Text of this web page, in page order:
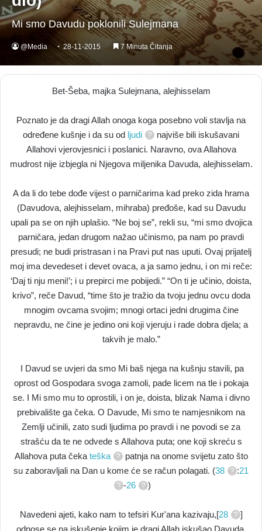
Mi smo Davudu poklonili Sulejmana
@Media 28-11-2015 7 Minuta Čitanja
Bet-Šeba, majka Sulejmana, alejhisselam
Poznato je da dragi Allah onoga koga posebno voli stavlja na
određene kušnje i da su od ljudi
najviše bili iskušavani
Allahovi vjerovjesnici i poslanici. Naravno, ova Allahova
mudrost nije izbjegla ni Njegova miljenika Davuda, alejhisselam.
A da li do tebe dođe vijest o parničarima kad preko zida hrama
(Davudova, alejhisselam, mihraba) pređoše, kad su Davudu
upali pa se on njih uplašio. “Ne boj se”, rekli su, “mi smo dvojica
parničara, jedan drugom nažao učinismo, pa nam po pravdi
presudi; ne budi pristrasan i na Pravi put nas uputi. Ovaj prijatelj
moj ima devedeset i devet ovaca, a ja samo jednu, i on mi reče:
‘Daj ti nju meni!’; i u prepirci me pobijedi.” “On ti je učinio, doista,
krivo”, reče Davud, “time što je tražio da tvoju jednu ovcu doda
mnogim ovcama svojim; mnogi ortaci jedni drugima čine
nepravdu, ne čine je jedino oni koji vjeruju i rade dobra djela; a
takvih je malo.”
I Davud se uvjeri da smo Mi baš njega na kušnju stavili, pa
oprost od Gospodara svoga zamoli, pade licem na tle i pokaja
se. I Mi smo mu to oprostili, i on je, doista, blizak Nama i divno
prebivalište ga čeka. O Davude, Mi smo te namjesnikom na
Zemlji učinili, zato sudi ljudima po pravdi i ne povodi se za
strašću da te ne odvede s Allahova puta; one koji skreću s
Allahova puta čeka teška
patnja na onome svijetu zato što
su zaboravljali na Dan u kome će se račun polagati. (38 :21
-26 )
Navedeni ajeti, kako nam to tefsiri Kur'ana kazivaju,[28
]
odnose se na iskušenje kojim je dragi Allah iskušao Davuda,